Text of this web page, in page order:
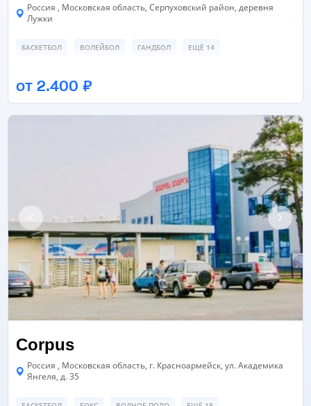
Россия , Московская область, Серпуховский район, деревня
Лужки
БАСКЕТБОЛ ВОЛЕЙБОЛ ГАНДБОЛ ЕЩЁ 14
ВОЛЕЙБОЛЬНАЯ ПЛОЩАДКА
от 2.400 ₽
Corpus
Россия , Московская область, г. Красноармейск, ул. Академика
Янгеля, д. 35